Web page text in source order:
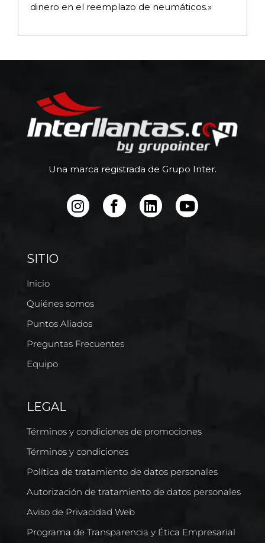
dinero en el reemplazo de neumáticos.»
Una marca registrada de Grupo Inter.
SITIO
Inicio
Quiénes somos
Puntos Aliados
Preguntas Frecuentes
Equipo
LEGAL
Términos y condiciones de promociones
Términos y condiciones
Política de tratamiento de datos personales
Autorización de tratamiento de datos personales
Aviso de Privacidad Web
Programa de Transparencia y Ética Empresarial